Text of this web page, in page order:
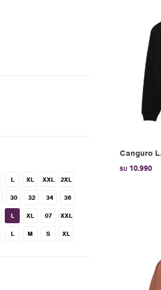
Canguro
$U 10.990
L XL XXL 2XL
30 32 34 36
L XL 07 XXL
L M S XL